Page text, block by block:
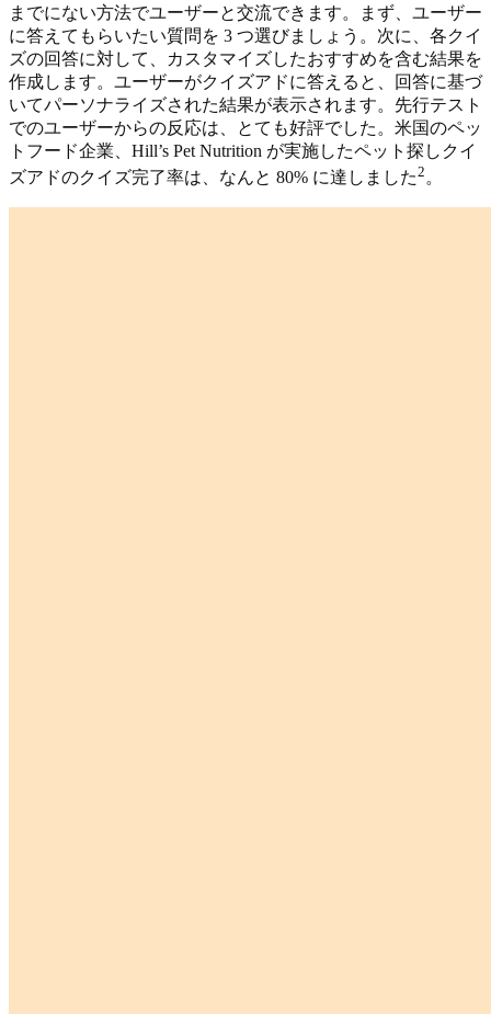
までにない方法でユーザーと交流できます。まず、ユーザー
に答えてもらいたい質問を 3 つ選びましょう。次に、各クイ
ズの回答に対して、カスタマイズしたおすすめを含む結果を
作成します。ユーザーがクイズアドに答えると、回答に基づ
いてパーソナライズされた結果が表示されます。先行テスト
でのユーザーからの反応は、とても好評でした。米国のペッ
トフード企業、Hill’s Pet Nutrition が実施したペット探しクイ
ズアドのクイズ完了率は、なんと 80% に達しました2 。